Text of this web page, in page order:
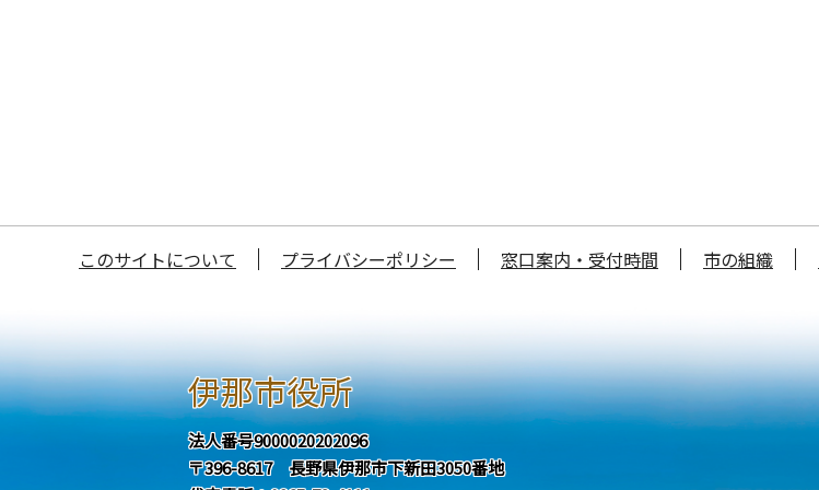
このサイトについて プライバシーポリシー 窓口案内・受付時間 市の組織
伊那市役所
法人番号9000020202096
〒396-8617 長野県伊那市下新田3050番地